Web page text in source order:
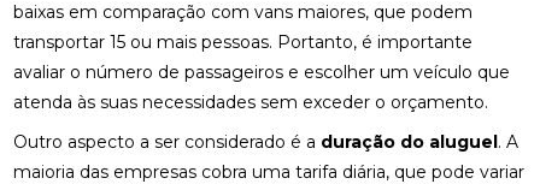
baixas em comparação com vans maiores, que podem
transportar 15 ou mais pessoas. Portanto, é importante
avaliar o número de passageiros e escolher um veículo que
atenda às suas necessidades sem exceder o orçamento.
Outro aspecto a ser considerado é a duração do aluguel. A
maioria das empresas cobra uma tarifa diária, que pode variar